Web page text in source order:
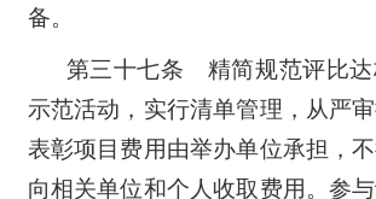
备。
第三十七条 精简规范评比达
示范活动，实行清单管理，从严
表彰项目费用由举办单位承担，
向相关单位和个人收取费用。参